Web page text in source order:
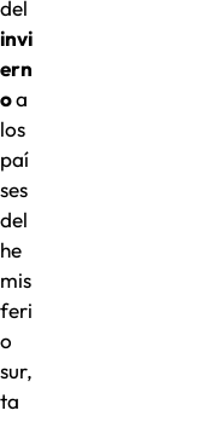
del
invi
ern
oa
los
paí
ses
del
he
mis
feri
o
sur,
ta